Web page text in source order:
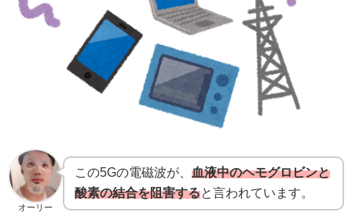
オーリー
この5Gの電磁波が、 血液中のヘモグロビンと
酸素の結合を阻害すると言われています。